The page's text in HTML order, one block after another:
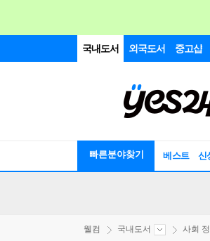
국내도서 외국도서 중고샵
빠른분야찾기 베스트 신
웰컴 국내도서 사회 정